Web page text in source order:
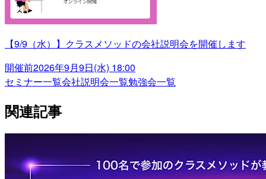
【9/9（水）】クラスメソッドの会社説明会を開催します
開催前2026年9月9日(水) 18:00
セミナー一覧会社説明会一覧勉強会一覧
関連記事